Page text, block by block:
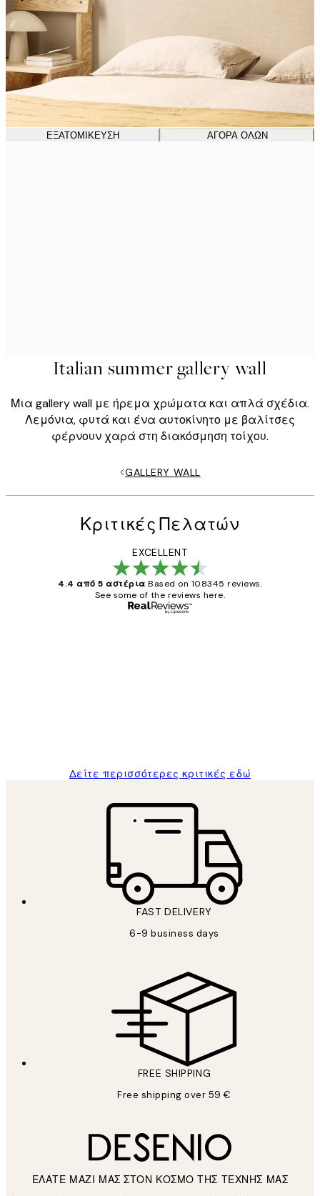
ΕΞΑΤΟΜΊΚΕΥΣΗ ΑΓΟΡΆ ΌΛΩΝ
Italian summer gallery wall
Μια gallery wall με ήρεμα χρώματα και απλά σχέδια.
Λεμόνια, φυτά και ένα αυτοκίνητο με βαλίτσες
φέρνουν χαρά στη διακόσμηση τοίχου.
GALLERY WALL
Κριτικές Πελατών
EXCELLENT
4.4 από 5 αστέρια Based on 108345 reviews.
See some of the reviews here.
Δείτε περισσότερες κριτικές εδώ
FAST DELIVERY
6-9 business days
FREE SHIPPING
Free shipping over 59 €
ΕΛΑΤΕ ΜΑΖΙ ΜΑΣ ΣΤΟΝ ΚΟΣΜΟ ΤΗΣ ΤΕΧΝΗΣ ΜΑΣ